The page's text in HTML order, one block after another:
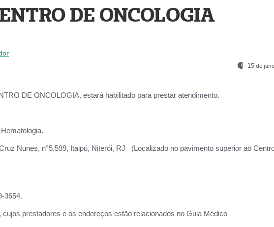
DE ONCOLOGIA
15 de
DE ONCOLOGIA, estará habilitado para prestar atendimento.
Nunes, n°5.599, Itaipú, Niterói, RJ (Localizado no pavimento superior ao
3654.
prestadores e os endereços estão relacionados no Guia Médico